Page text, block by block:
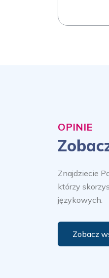
OPINIE
Znajdziecie
którzy
językowych.
Zobacz